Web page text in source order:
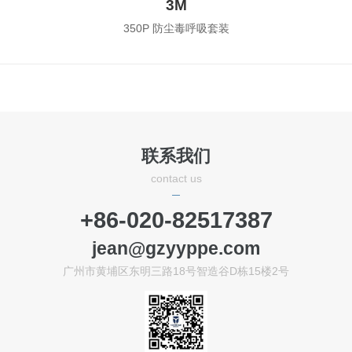
3M
350P 防尘毒呼吸套装
联系我们
contact us
+86-020-82517387
jean@gzyyppe.com
广州市黄埔区东明三路18号智造谷D栋15楼2号